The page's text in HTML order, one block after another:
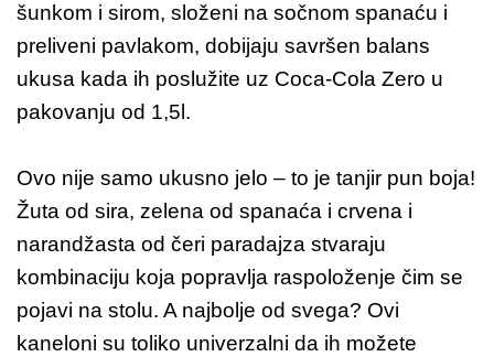
o
o
k
p
p
g
er
šunkom i sirom, složeni na sočnom spanaću i
preliveni pavlakom, dobijaju savršen balans
ukusa kada ih poslužite uz Coca-Cola Zero u
pakovanju od 1,5l.
Ovo nije samo ukusno jelo – to je tanjir pun boja!
Žuta od sira, zelena od spanaća i crvena i
narandžasta od čeri paradajza stvaraju
kombinaciju koja popravlja raspoloženje čim se
pojavi na stolu. A najbolje od svega? Ovi
kaneloni su toliko univerzalni da ih možete